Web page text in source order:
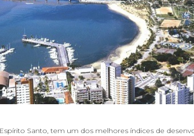
Santo, tem um dos melhores índices de